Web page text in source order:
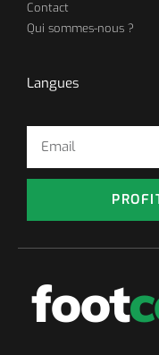
Contact
Qui sommes-nous ?
Langues